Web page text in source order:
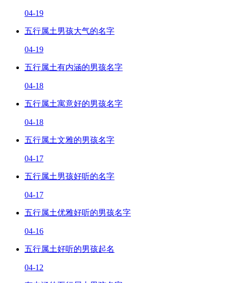
04-19
五行属土男孩大气的名字
04-19
五行属土有内涵的男孩名字
04-18
五行属土寓意好的男孩名字
04-18
五行属土文雅的男孩名字
04-17
五行属土男孩好听的名字
04-17
五行属土优雅好听的男孩名字
04-16
五行属土好听的男孩起名
04-12